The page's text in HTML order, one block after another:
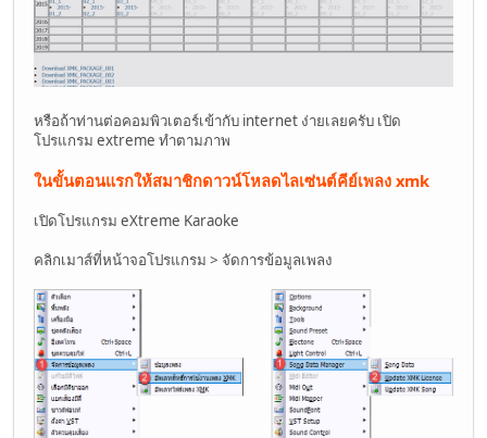
หรือถ้าท่านต่อคอมพิวเตอร์เข้ากับ internet ง่ายเลยครับ เปิด
โปรแกรม extreme ทำตามภาพ
ในขั้นตอนแรกให้สมาชิกดาวน์โหลดไลเซ่นต์คีย์เพลง xmk
เปิดโปรแกรม eXtreme Karaoke
คลิกเมาส์ที่หน้าจอโปรแกรม > จัดการข้อมูลเพลง